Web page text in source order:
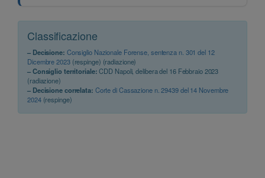
Classificazione
– Decisione: Consiglio Nazionale Forense, sentenza n. 301 del 12
Dicembre 2023(respinge) (radiazione)
– Consiglio territoriale:CDD Napoli, delibera del 16 Febbraio 2023
(radiazione)
– Decisione correlata: Corte di Cassazione n. 29439 del 14 Novembre
2024(respinge)